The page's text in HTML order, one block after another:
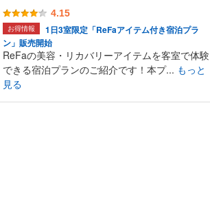
4.15
お得情報
1日3室限定「ReFaアイテム付き宿泊プラ
ン」販売開始
ReFaの美容・リカバリーアイテムを客室で体験
できる宿泊プランのご紹介です！本プ... もっと
見る